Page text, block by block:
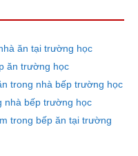
ăn tại trường học
ăn trường học
trong nhà bếp trường học
nhà bếp trường học
trong bếp ăn tại trường